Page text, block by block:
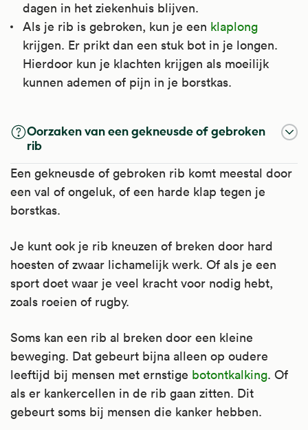
dagen in het ziekenhuis blijven.
Als je rib is gebroken, kun je een klaplong
krijgen. Er prikt dan een stuk bot in je longen.
Hierdoor kun je klachten krijgen als moeilijk
kunnen ademen of pijn in je borstkas.
Oorzaken van een gekneusde of gebroken
rib
Een gekneusde of gebroken rib komt meestal door
een val of ongeluk, of een harde klap tegen je
borstkas.
Je kunt ook je rib kneuzen of breken door hard
hoesten of zwaar lichamelijk werk. Of als je een
sport doet waar je veel kracht voor nodig hebt,
zoals roeien of rugby.
Soms kan een rib al breken door een kleine
beweging. Dat gebeurt bijna alleen op oudere
leeftijd bij mensen met ernstige botontkalking. Of
als er kankercellen in de rib gaan zitten. Dit
gebeurt soms bij mensen die kanker hebben.